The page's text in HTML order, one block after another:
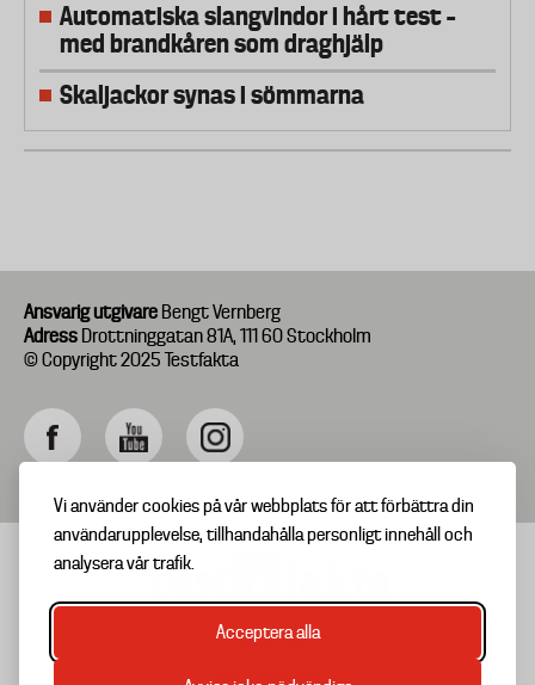
Vi använder cookies på vår webbplats för att förbättra din
användarupplevelse, tillhandahålla personligt innehåll och
analysera vår trafik.
Acceptera alla
Automatiska slangvindor i hårt test –
med brandkåren som draghjälp
Skaljackor synas i sömmarna
Ansvarig utgivare Bengt Vernberg
Adress Drottninggatan 81A, 111 60 Stockholm
© Copyright 2025 Testfakta
Footer
TIPSA OSS
OM TESTFAKTA